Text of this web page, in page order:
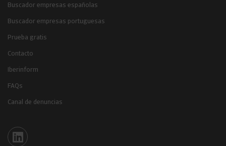
Buscador empresas españolas
Buscador empresas portuguesas
Prueba gratis
Contacto
Iberinform
FAQs
Canal de denuncias
Iberinform en Linkedin